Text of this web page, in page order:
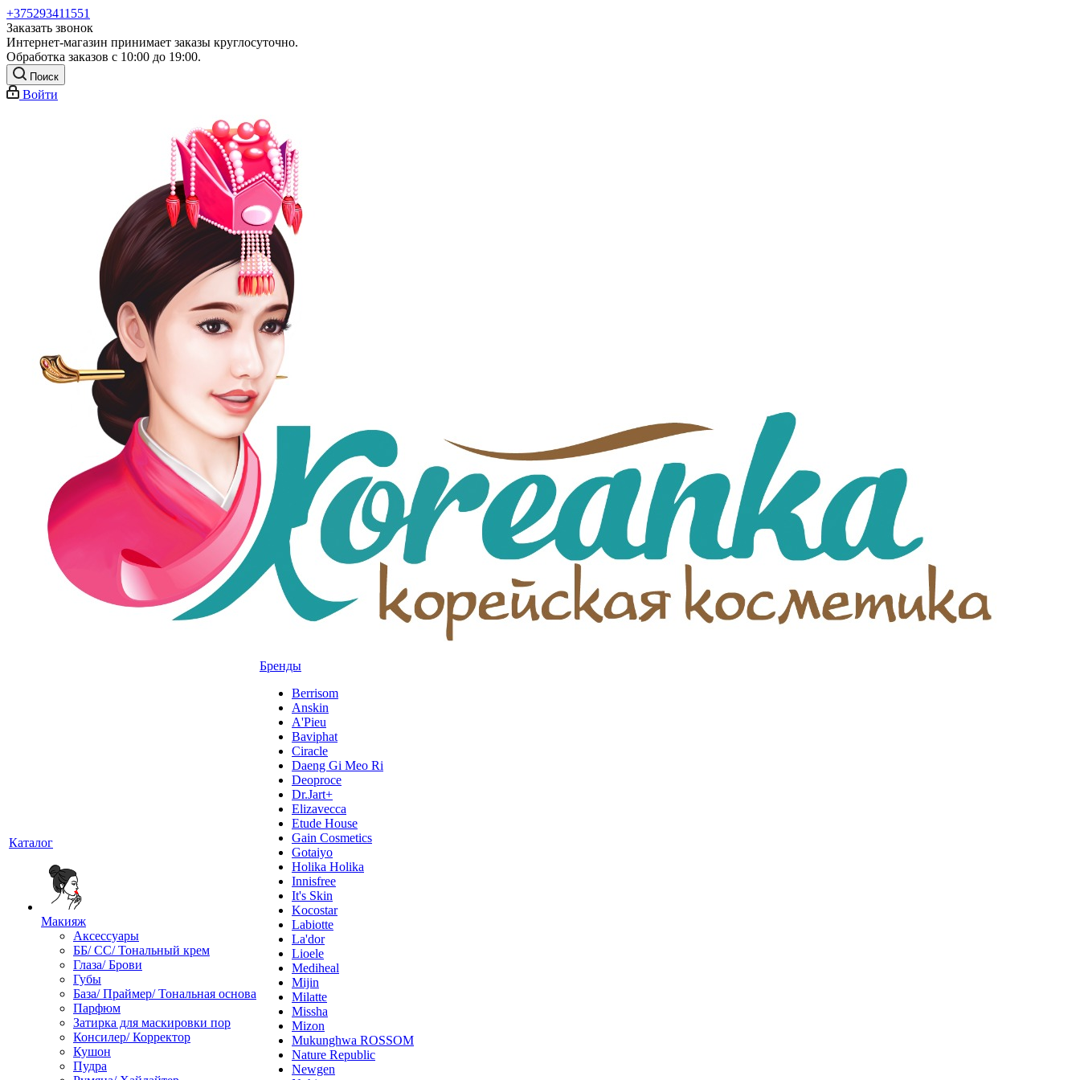
+375293411551
Заказать звонок
Интернет-магазин принимает заказы круглосуточно.
Обработка заказов с 10:00 до 19:00.
Поиск
Войти
Каталог
Макияж
Аксессуары
ББ/ СС/ Тональный крем
Глаза/ Брови
Губы
База/ Праймер/ Тональная основа
Парфюм
Затирка для маскировки пор
Консилер/ Корректор
Кушон
Пудра
Бренды
Berrisom
Anskin
A'Pieu
Baviphat
Ciracle
Daeng Gi Meo Ri
Deoproce
Dr.Jart+
Elizavecca
Etude House
Gain Cosmetics
Gotaiyo
Holika Holika
Innisfree
It's Skin
Kocostar
Labiotte
La'dor
Lioele
Mediheal
Mijin
Milatte
Missha
Mizon
Mukunghwa ROSSOM
Nature Republic
Newgen